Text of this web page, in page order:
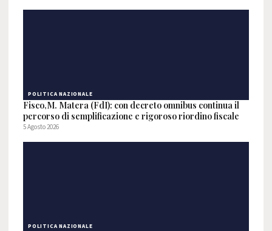
POLITICA NAZIONALE
Fisco,M. Matera (FdI): con decreto omnibus continua il
percorso di semplificazione e rigoroso riordino fiscale
5 Agosto 2026
POLITICA NAZIONALE